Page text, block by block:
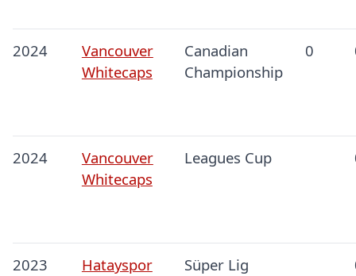
2024
Vancouver
Whitecaps
Canadian
Championship
0
2024
Vancouver
Whitecaps
Leagues Cup
2023 Hatayspor Süper Lig